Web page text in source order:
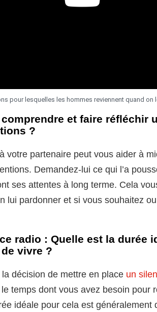
pour lesquelles les hommes reviennent quand on
et faire réfléchir
?
votre partenaire peut vous aider à
Demandez-lui ce qui l’a
ses attentes à long terme. Cela
lui pardonner et si vous souhaitez
radio : Quelle est la durée
vivre ?
décision de mettre en place un
temps dont vous avez besoin pour
idéale pour cela est généralement